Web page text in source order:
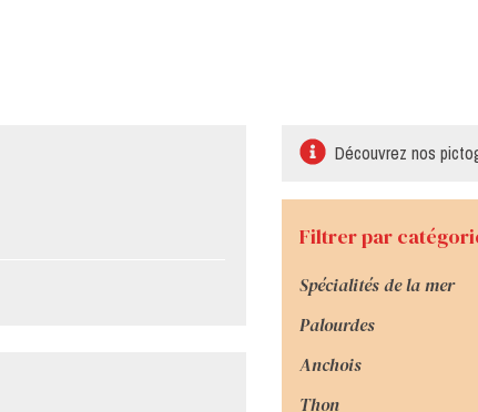
Découvrez nos
Filtrer par
Spécialités de la mer
Palourdes
Anchois
Thon